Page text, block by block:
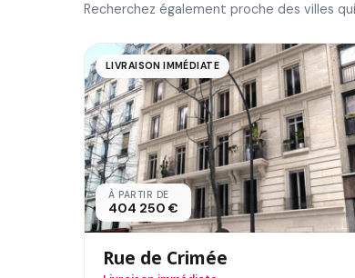
Recherchez également proche des villes
LIVRAISON IMMÉDIATE
À PARTIR DE
404 250 €
Rue de Crimée